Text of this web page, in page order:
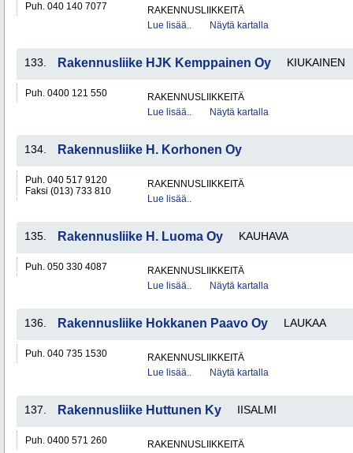
Puh. 040 140 7077
RAKENNUSLIIKKEITÄ
Lue lisää..
Näytä kartalla
133. Rakennusliike HJK Kemppainen Oy KIUKAINEN
Puh. 0400 121 550
RAKENNUSLIIKKEITÄ
Lue lisää..
Näytä kartalla
134. Rakennusliike H. Korhonen Oy
Puh. 040 517 9120
Faksi (013) 733 810
RAKENNUSLIIKKEITÄ
Lue lisää..
135. Rakennusliike H. Luoma Oy KAUHAVA
Puh. 050 330 4087
RAKENNUSLIIKKEITÄ
Lue lisää..
Näytä kartalla
136. Rakennusliike Hokkanen Paavo Oy LAUKAA
Puh. 040 735 1530
RAKENNUSLIIKKEITÄ
Lue lisää..
Näytä kartalla
137. Rakennusliike Huttunen Ky IISALMI
Puh. 0400 571 260
RAKENNUSLIIKKEITÄ